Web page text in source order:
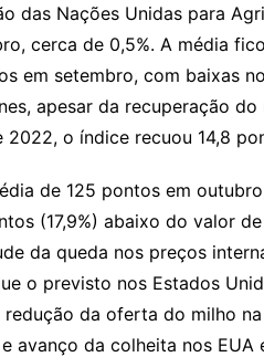
das Nações Unidas para
cerca de 0,5%. A média
em setembro, com baixas
apesar da recuperação do
o índice recuou 14,8
de 125 pontos em
(17,9%) abaixo do valor
da queda nos preços
o previsto nos Estados
da oferta do milho
avanço da colheita nos EUA